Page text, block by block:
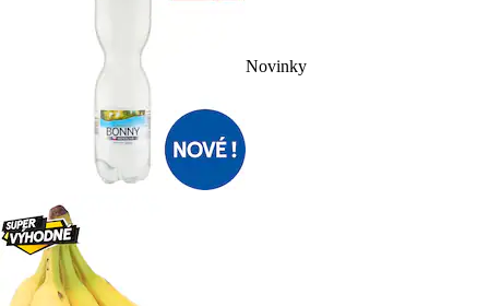
Novinky